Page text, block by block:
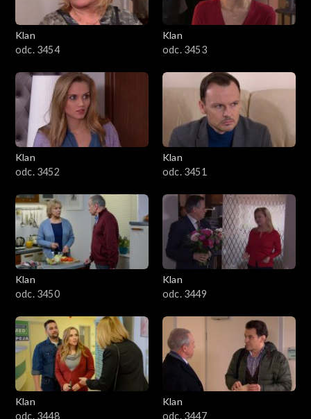
Klan
odc. 3454
Klan
odc. 3453
Klan
odc. 3452
Klan
odc. 3451
Klan
odc. 3450
Klan
odc. 3449
Klan
odc. 3448
Klan
odc. 3447